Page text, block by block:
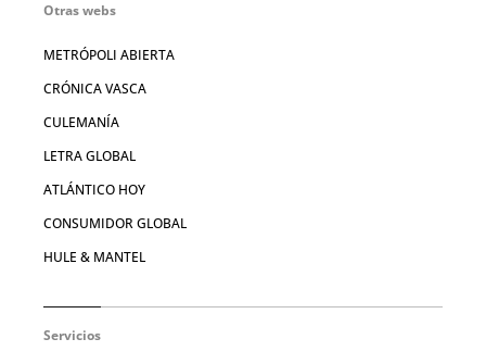
Otras webs
METRÓPOLI ABIERTA
CRÓNICA VASCA
CULEMANÍA
LETRA GLOBAL
ATLÁNTICO HOY
CONSUMIDOR GLOBAL
HULE & MANTEL
Servicios